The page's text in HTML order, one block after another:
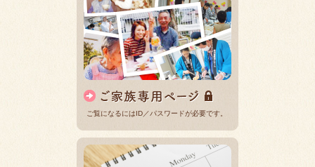
ご覧になるにはID／パスワードが必要です。